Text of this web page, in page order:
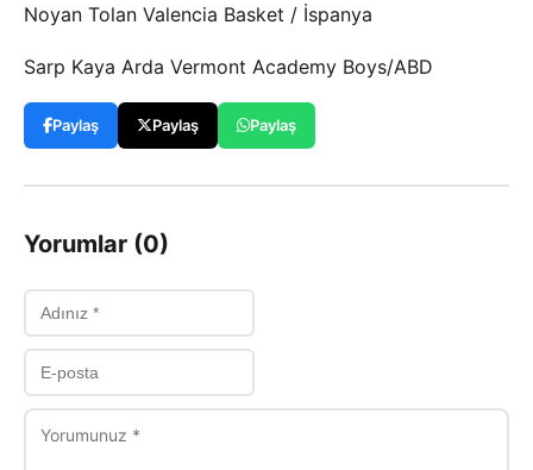
Noyan Tolan Valencia Basket / İspanya
Sarp Kaya Arda Vermont Academy Boys/ABD
Paylaş Paylaş Paylaş
Yorumlar (0)